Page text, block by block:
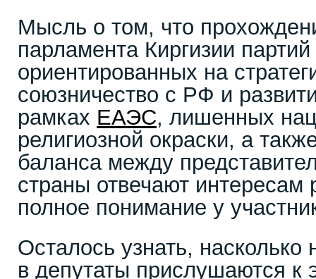
Мысль о том, что
парламента Киргизии
ориентированных на
союзничество с РФ и
рамках ЕАЭС, лишенных
религиозной окраски, а
баланса между
страны отвечают
полное понимание у
Осталось узнать,
в депутаты прислушаются к